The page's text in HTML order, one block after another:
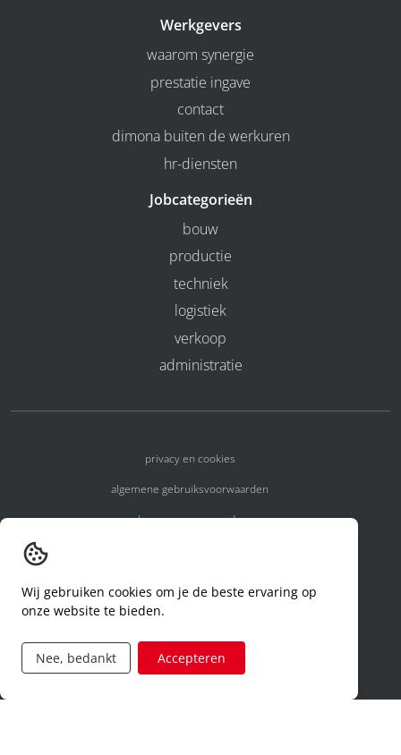
Werkgevers
waarom synergie
prestatie ingave
contact
dimona buiten de werkuren
hr-diensten
Jobcategorieën
bouw
productie
techniek
logistiek
verkoop
administratie
privacy en cookies
algemene gebruiksvoorwaarden
algemene voorwaarden
code of conduct
aanvraag rechten ivm privacy
Wij gebruiken cookies om je de beste ervaring op
onze website te bieden.
Nee, bedankt Accepteren